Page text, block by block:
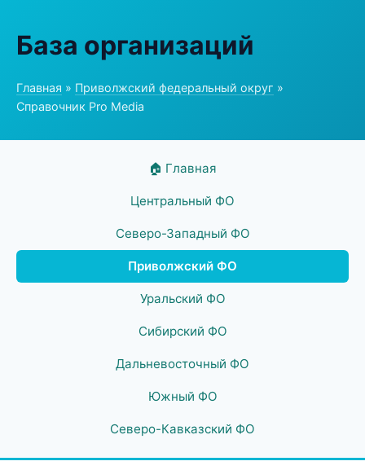
База организаций
Главная » Приволжский федеральный округ »
Справочник Pro Media
🏠 Главная
Центральный ФО
Северо-Западный ФО
Приволжский ФО
Уральский ФО
Сибирский ФО
Дальневосточный ФО
Южный ФО
Северо-Кавказский ФО